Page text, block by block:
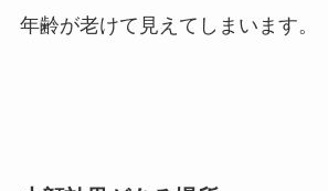
年齢が老けて見えてしまいます。